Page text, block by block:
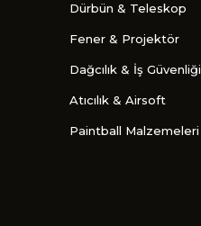
Dürbün & Teleskop
Fener & Projektör
Dağcılık & İş Güvenliği
Atıcılık & Airsoft
Paintball Malzemeleri